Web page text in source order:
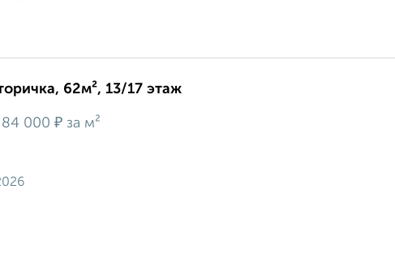
62м², 13/17 этаж
84 000 ₽ за м²